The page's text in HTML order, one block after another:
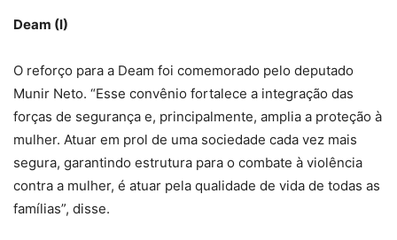
Deam (I)
O reforço para a Deam foi comemorado pelo deputado
Munir Neto. “Esse convênio fortalece a integração das
forças de segurança e, principalmente, amplia a proteção à
mulher. Atuar em prol de uma sociedade cada vez mais
segura, garantindo estrutura para o combate à violência
contra a mulher, é atuar pela qualidade de vida de todas as
famílias”, disse.